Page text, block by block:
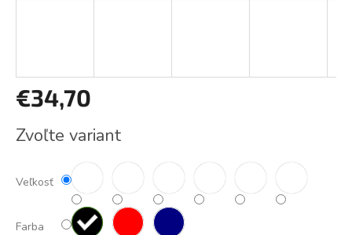
€34,70
cena:
Zvoľte variant
Veľkosť
Farba